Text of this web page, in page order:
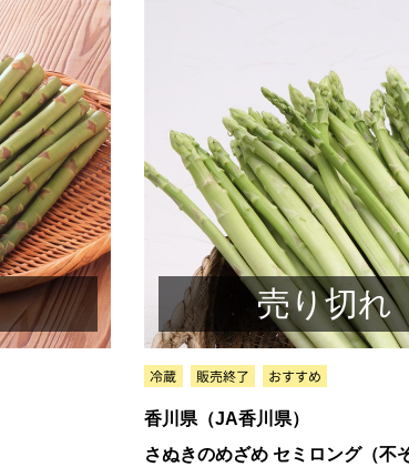
売り切れ
香川県（JA香川県）
さぬきのめざめ セミロング（不